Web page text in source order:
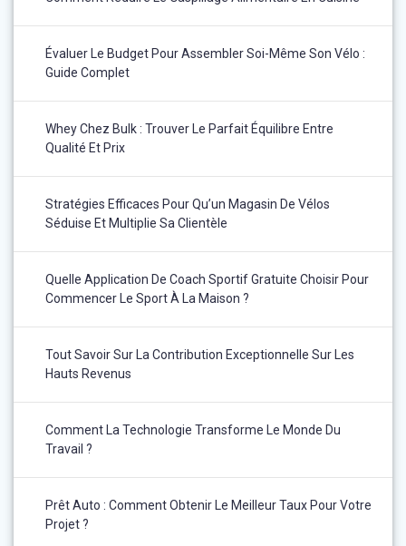
Évaluer Le Budget Pour Assembler Soi-Même Son Vélo :
Guide Complet
Whey Chez Bulk : Trouver Le Parfait Équilibre Entre
Qualité Et Prix
Stratégies Efficaces Pour Qu’un Magasin De Vélos
Séduise Et Multiplie Sa Clientèle
Quelle Application De Coach Sportif Gratuite Choisir Pour
Commencer Le Sport À La Maison ?
Tout Savoir Sur La Contribution Exceptionnelle Sur Les
Hauts Revenus
Comment La Technologie Transforme Le Monde Du
Travail ?
Prêt Auto : Comment Obtenir Le Meilleur Taux Pour Votre
Projet ?